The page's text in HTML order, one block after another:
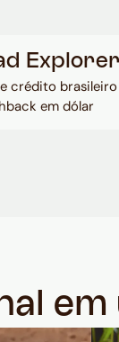
Explorer
crédito brasileiro
em dólar
em